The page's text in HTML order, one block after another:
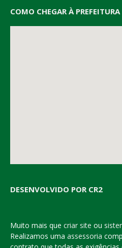
COMO CHEGAR À PREFEITURA
DESENVOLVIDO POR CR2
Muito mais que criar site ou
Realizamos uma assessoria